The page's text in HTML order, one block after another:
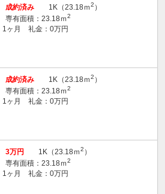
成約済み 1K（23.18ｍ2 ）
専有面積：23.18ｍ2
1ヶ月 礼金：0万円
成約済み 1K（23.18ｍ2 ）
専有面積：23.18ｍ2
1ヶ月 礼金：0万円
3万円 1K（23.18ｍ2 ）
専有面積：23.18ｍ2
1ヶ月 礼金：0万円